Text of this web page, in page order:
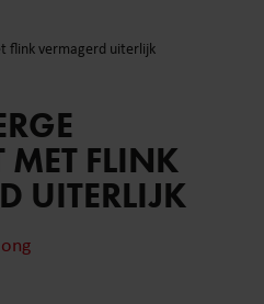
flink vermagerd uiterlijk
MET FLINK
UITERLIJK